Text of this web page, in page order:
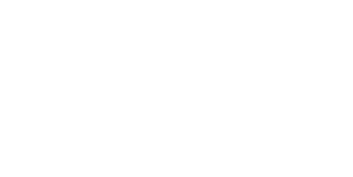
et locaux sur
Jurançon,